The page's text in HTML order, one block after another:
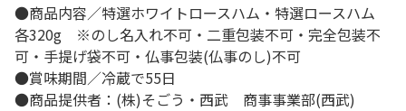
●商品内容／特選ホワイトロースハム・特選ロースハム
各320g ※のし名入れ不可・二重包装不可・完全包装不
可・手提げ袋不可・仏事包装(仏事のし)不可
●賞味期間／冷蔵で55日
●商品提供者：(株)そごう・西武 商事事業部(西武)